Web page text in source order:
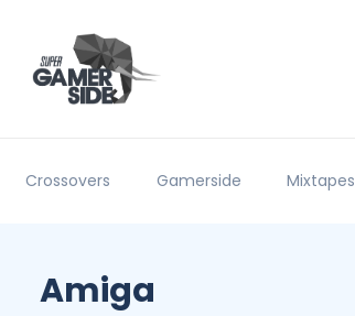
Crossovers Gamerside Mixtapes
Amiga